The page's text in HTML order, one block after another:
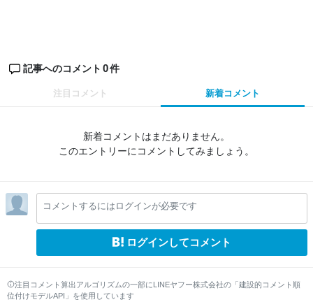
記事へのコメント 0件
注目コメント 新着コメント
新着コメントはまだありません。
このエントリーにコメントしてみましょう。
コメントするにはログインが必要です
ログインしてコメント
注目コメント算出アルゴリズムの一部にLINEヤフー株式会社の「建設的コメント順
位付けモデルAPI」を使用しています